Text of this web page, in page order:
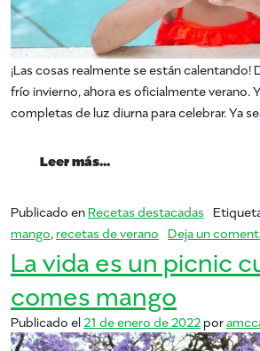
¡Las cosas realmente se están calentando!
frío invierno, ahora es oficialmente verano.
completas de luz diurna para celebrar. Ya
Leer más…
Publicado enRecetas destacadas
mango recetas de verano Deja un
La vida es un picnic
comes mango
Publicado el 21 de enero de 2022por